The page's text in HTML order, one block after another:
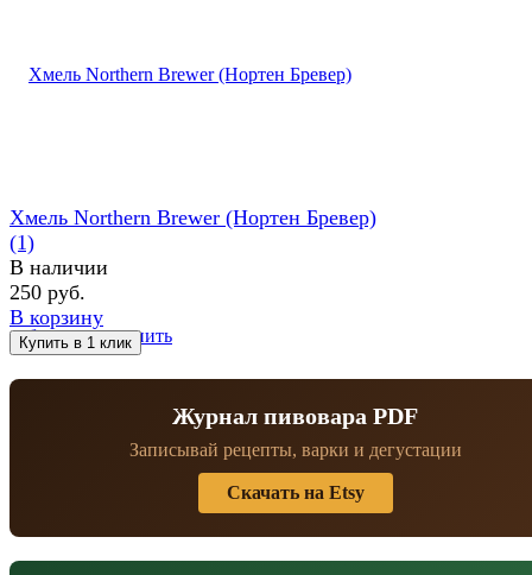
избранное сравнить
Хмель Northern Brewer (Нортен Бревер)
(1)
В наличии
250 руб.
В корзину
Журнал пивовара PDF
Записывай рецепты, варки и дегустации
Скачать на Etsy